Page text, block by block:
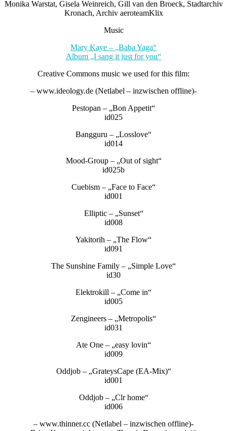
Monika Warstat, Gisela Weinreich, Gill van den Broeck, Stadtarchiv
Kronach, Archiv aeroteamKlix
Music
Mary Kaye – „Baba Yaga“
Album „I sang it just for you“
Creative Commons music we used for this film:
– www.ideology.de (Netlabel – inzwischen offline)-
Pestopan – „Bon Appetit“
id025
Bangguru – „Losslove“
id014
Mood-Group – „Out of sight“
id025b
Cuebism – „Face to Face“
id001
Elliptic – „Sunset“
id008
Yakitorih – „The Flow“
id091
The Sunshine Family – „Simple Love“
id30
Elektrokill – „Come in“
id005
Zengineers – „Metropolis“
id031
Ate One – „easy lovin“
id009
Oddjob – „GrateysCape (EA-Mix)“
id001
Oddjob – „Clr home“
id006
– www.thinner.cc (Netlabel – inzwischen offline)-